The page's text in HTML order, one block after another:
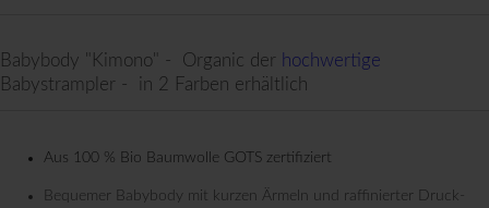
Babybody "Kimono" - Organic der hochwertige
Babystrampler - in 2 Farben erhältlich
Aus 100 % Bio Baumwolle GOTS zertifiziert
Bequemer Babybody mit kurzen Ärmeln und raffinierter Druck-